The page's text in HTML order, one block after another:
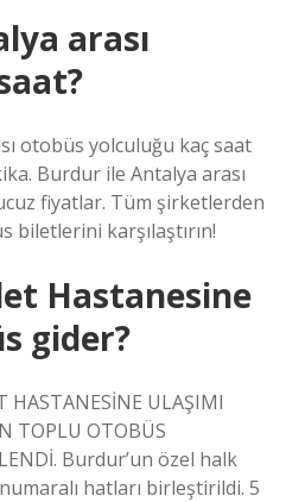
arası
otobüs yolculuğu kaç saat
Burdur ile Antalya arası
fiyatlar. Tüm şirketlerden
karşılaştırın!
Hastanesine
gider?
HASTANESİNE ULAŞIMI
TOPLU OTOBÜS
Burdur’un özel halk
hatları birleştirildi. 5